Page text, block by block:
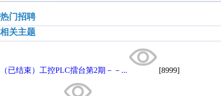
热门招聘
相关主题
（已结束）工控PLC擂台第2期－－... [8999]